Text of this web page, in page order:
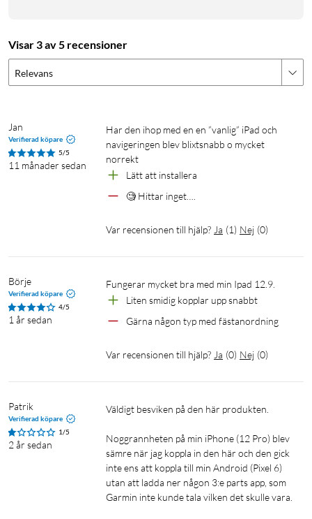
Visar 3 av 5 recensioner
Relevans
Jan
Verifierad köpare
5/5
11 månader sedan
Har den ihop med en en ”vanlig” iPad och
navigeringen blev blixtsnabb o mycket
norrekt
Lätt att installera
🧐 Hittar inget….
Var recensionen till hjälp? Ja (1) Nej (0)
Börje
Verifierad köpare
4/5
1 år sedan
Fungerar mycket bra med min Ipad 12.9.
Liten smidig kopplar upp snabbt
Gärna någon typ med fästanordning
Var recensionen till hjälp? Ja (0) Nej (0)
Patrik
Verifierad köpare
1/5
2 år sedan
Väldigt besviken på den här produkten.
Noggrannheten på min iPhone (12 Pro) blev
sämre när jag koppla in den här och den gick
inte ens att koppla till min Android (Pixel 6)
utan att ladda ner någon 3:e parts app, som
Garmin inte kunde tala vilken det skulle vara.